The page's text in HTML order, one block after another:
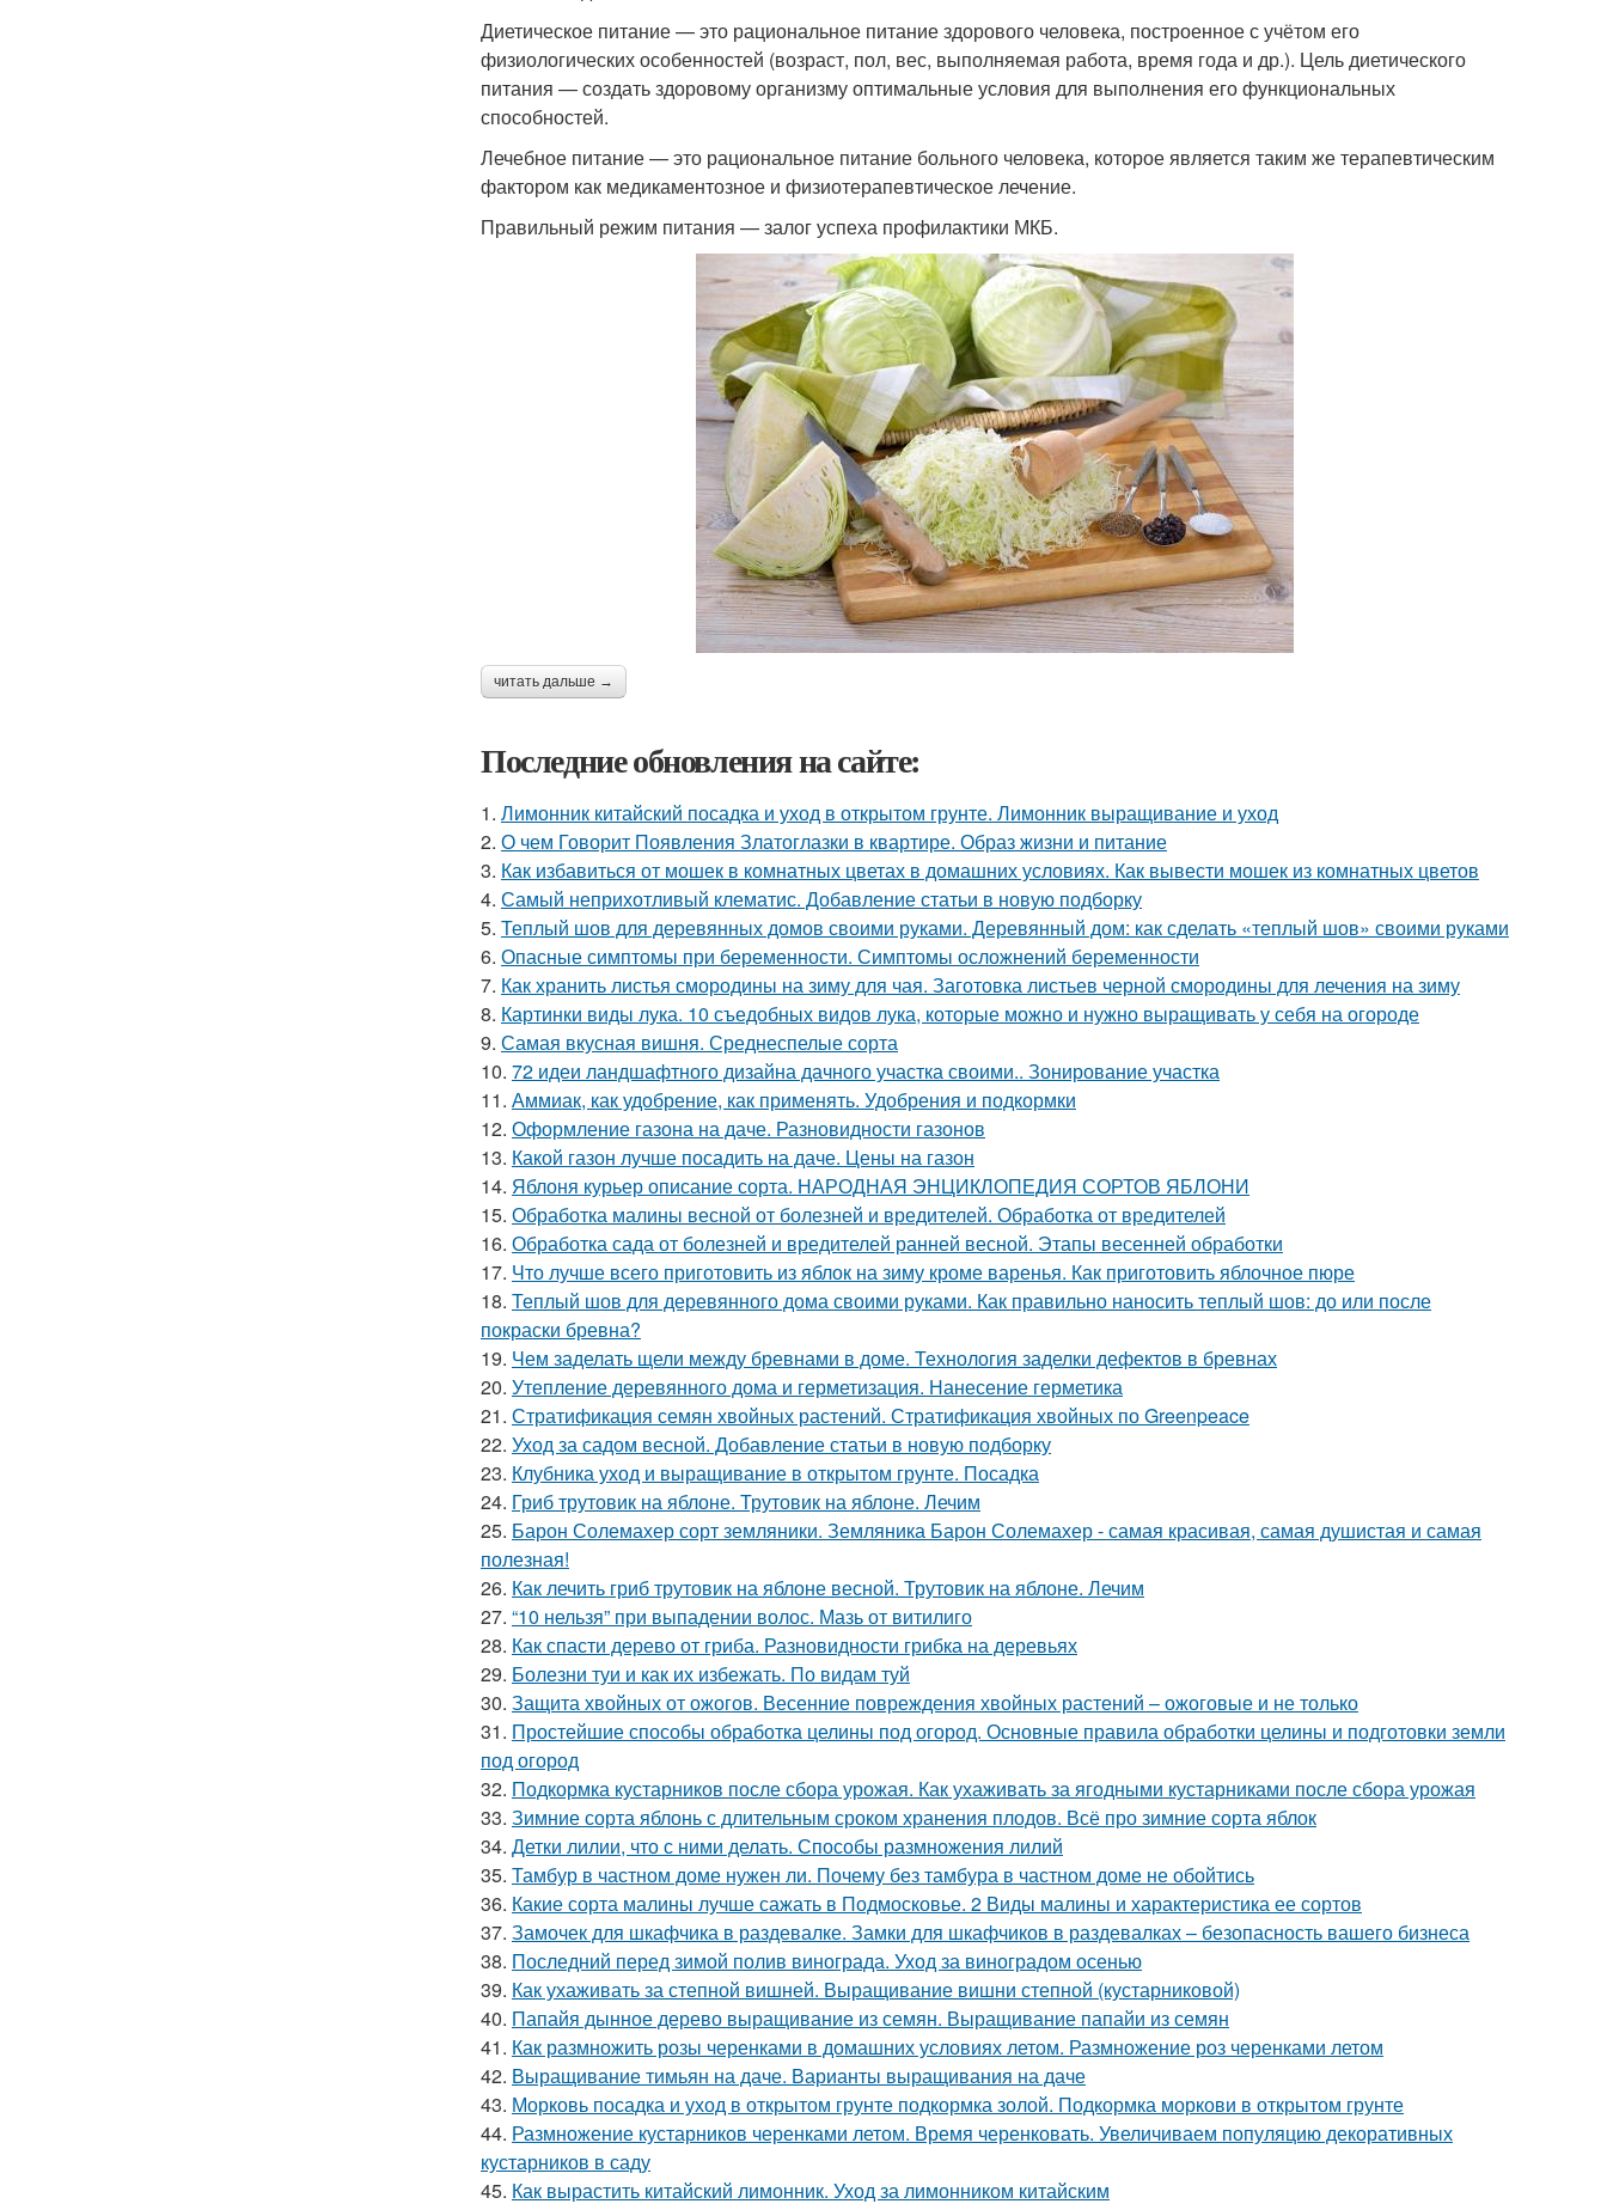
Диетическое питание — это рациональное питание здорового человека, построенное с учётом его
физиологических особенностей (возраст, пол, вес, выполняемая работа, время года и др.). Цель диетического
питания — создать здоровому организму оптимальные условия для выполнения его функциональных
способностей.
Лечебное питание — это рациональное питание больного человека, которое является таким же терапевтическим
фактором как медикаментозное и физиотерапевтическое лечение.
Правильный режим питания — залог успеха профилактики МКБ.
читать дальше →
Последние обновления на сайте:
1. Лимонник китайский посадка и уход в открытом грунте. Лимонник выращивание и уход
2. О чем Говорит Появления Златоглазки в квартире. Образ жизни и питание
3. Как избавиться от мошек в комнатных цветах в домашних условиях. Как вывести мошек из комнатных цветов
4. Самый неприхотливый клематис. Добавление статьи в новую подборку
5. Теплый шов для деревянных домов своими руками. Деревянный дом: как сделать «теплый шов» своими руками
6. Опасные симптомы при беременности. Симптомы осложнений беременности
7. Как хранить листья смородины на зиму для чая. Заготовка листьев черной смородины для лечения на зиму
8. Картинки виды лука. 10 съедобных видов лука, которые можно и нужно выращивать у себя на огороде
9. Самая вкусная вишня. Среднеспелые сорта
10. 72 идеи ландшафтного дизайна дачного участка своими.. Зонирование участка
11. Аммиак, как удобрение, как применять. Удобрения и подкормки
12. Оформление газона на даче. Разновидности газонов
13. Какой газон лучше посадить на даче. Цены на газон
14. Яблоня курьер описание сорта. НАРОДНАЯ ЭНЦИКЛОПЕДИЯ СОРТОВ ЯБЛОНИ
15. Обработка малины весной от болезней и вредителей. Обработка от вредителей
16. Обработка сада от болезней и вредителей ранней весной. Этапы весенней обработки
17. Что лучше всего приготовить из яблок на зиму кроме варенья. Как приготовить яблочное пюре
18. Теплый шов для деревянного дома своими руками. Как правильно наносить теплый шов: до или после
покраски бревна?
19. Чем заделать щели между бревнами в доме. Технология заделки дефектов в бревнах
20. Утепление деревянного дома и герметизация. Нанесение герметика
21. Стратификация семян хвойных растений. Стратификация хвойных по Greenpeace
22. Уход за садом весной. Добавление статьи в новую подборку
23. Клубника уход и выращивание в открытом грунте. Посадка
24. Гриб трутовик на яблоне. Трутовик на яблоне. Лечим
25. Барон Солемахер сорт земляники. Земляника Барон Солемахер - самая красивая, самая душистая и самая
полезная!
26. Как лечить гриб трутовик на яблоне весной. Трутовик на яблоне. Лечим
27. “10 нельзя” при выпадении волос. Мазь от витилиго
28. Как спасти дерево от гриба. Разновидности грибка на деревьях
29. Болезни туи и как их избежать. По видам туй
30. Защита хвойных от ожогов. Весенние повреждения хвойных растений – ожоговые и не только
31. Простейшие способы обработка целины под огород. Основные правила обработки целины и подготовки земли
под огород
32. Подкормка кустарников после сбора урожая. Как ухаживать за ягодными кустарниками после сбора урожая
33. Зимние сорта яблонь с длительным сроком хранения плодов. Всё про зимние сорта яблок
34. Детки лилии, что с ними делать. Способы размножения лилий
35. Тамбур в частном доме нужен ли. Почему без тамбура в частном доме не обойтись
36. Какие сорта малины лучше сажать в Подмосковье. 2 Виды малины и характеристика ее сортов
37. Замочек для шкафчика в раздевалке. Замки для шкафчиков в раздевалках – безопасность вашего бизнеса
38. Последний перед зимой полив винограда. Уход за виноградом осенью
39. Как ухаживать за степной вишней. Выращивание вишни степной (кустарниковой)
40. Папайя дынное дерево выращивание из семян. Выращивание папайи из семян
41. Как размножить розы черенками в домашних условиях летом. Размножение роз черенками летом
42. Выращивание тимьян на даче. Варианты выращивания на даче
43. Морковь посадка и уход в открытом грунте подкормка золой. Подкормка моркови в открытом грунте
44. Размножение кустарников черенками летом. Время черенковать. Увеличиваем популяцию декоративных
кустарников в саду
45. Как вырастить китайский лимонник. Уход за лимонником китайским